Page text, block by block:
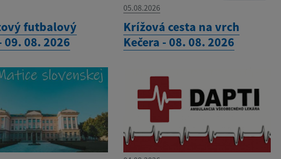
futbalový
08. 2026
05.08.2026
Krížová cesta na vrch
Kečera - 08. 08. 2026